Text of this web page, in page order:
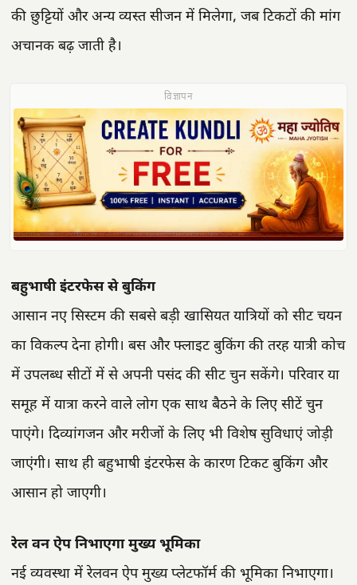
की छुट्टियों और अन्य व्यस्त सीजन में मिलेगा, जब टिकटों की मांग
अचानक बढ़ जाती है।
विज्ञापन
बहुभाषी इंटरफेस से बुकिंग
आसान नए सिस्टम की सबसे बड़ी खासियत यात्रियों को सीट चयन
का विकल्प देना होगी। बस और फ्लाइट बुकिंग की तरह यात्री कोच
में उपलब्ध सीटों में से अपनी पसंद की सीट चुन सकेंगे। परिवार या
समूह में यात्रा करने वाले लोग एक साथ बैठने के लिए सीटें चुन
पाएंगे। दिव्यांगजन और मरीजों के लिए भी विशेष सुविधाएं जोड़ी
जाएंगी। साथ ही बहुभाषी इंटरफेस के कारण टिकट बुकिंग और
आसान हो जाएगी।
रेल वन ऐप निभाएगा मुख्य भूमिका
नई व्यवस्था में रेलवन ऐप मुख्य प्लेटफॉर्म की भूमिका निभाएगा।